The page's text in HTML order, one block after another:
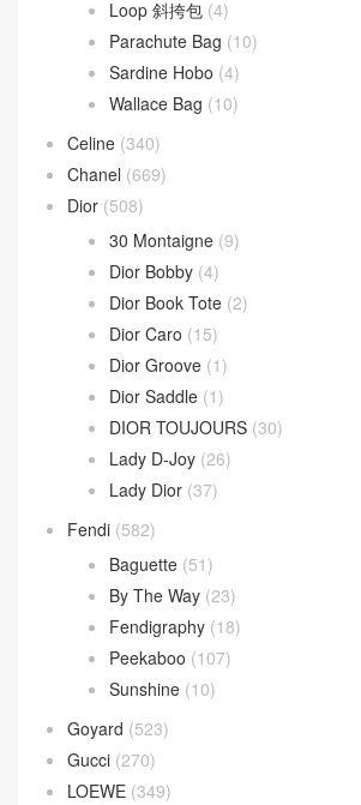
Loop 斜挎包 (4)
Parachute Bag (10)
Sardine Hobo (4)
Wallace Bag (10)
Celine (340)
Chanel (669)
Dior (508)
30 Montaigne (9)
Dior Bobby (4)
Dior Book Tote (2)
Dior Caro (15)
Dior Groove (1)
Dior Saddle (1)
DIOR TOUJOURS (30)
Lady D-Joy (26)
Lady Dior (37)
Fendi (582)
Baguette (51)
By The Way (23)
Fendigraphy (18)
Peekaboo (107)
Sunshine (10)
Goyard (523)
Gucci (270)
LOEWE (349)